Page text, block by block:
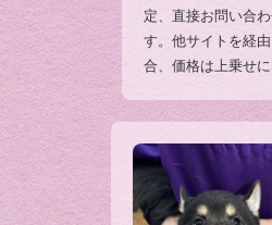
定、直接お問い合
す。他サイトを経
合、価格は上乗せに